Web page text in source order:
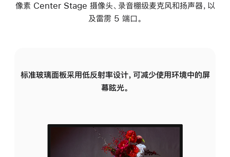
像素 Center Stage 摄像头、录音棚级麦克风和扬声器，以
及雷雳 5 端口。
标准玻璃面板采用低反射率设计，可减少使用环境中的屏
幕眩光。